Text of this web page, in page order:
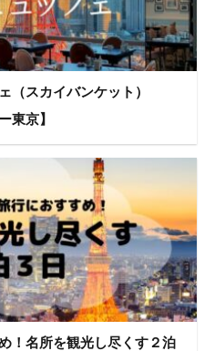
（スカイバンケット）
東京】
！名所を観光し尽くす２泊